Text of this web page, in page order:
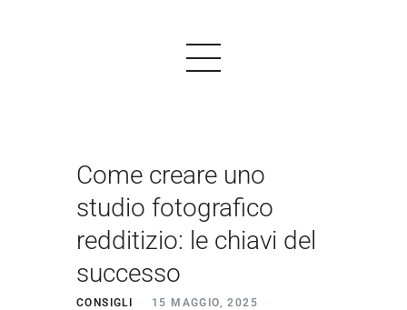
PRODOTTI
ESEMPI
PREZZI
Come creare uno
studio fotografico
redditizio: le chiavi del
successo
CONSIGLI 15 MAGGIO, 2025